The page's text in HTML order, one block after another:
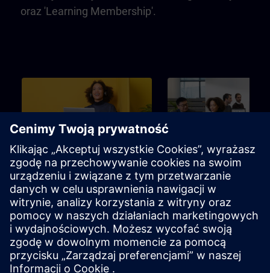
oraz 'Learning Membership'.
Początkujący 3m
SITRAIN – Characteristics
and differentiation of the
learning formats
Find the right learning format for
your needs
Broszura
Początkujący
Learning Event
Idealny wybór, by osiągnąć
konkretny cel nauki w jak
najkrótszym czasie.
Kanał